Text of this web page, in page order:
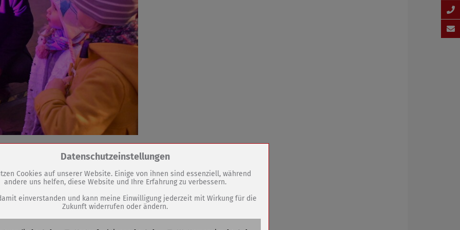
Zum Betrieb der Seite notwendige Cookies / Drittanbieter:
PHP Session Cookie
Eigentümer dieser Website (Wenko-Wenselaar GmbH & Co. KG)
Absicherung Kontaktformular / SPAM Schutz
PHPSESSID, fe_typo_user
Datenschutzeinstellungen
Cookies auf unserer Website. Einige von ihnen sind essenziell, während
andere uns helfen, diese Website und Ihre Erfahrung zu verbessern.
einverstanden und kann meine Einwilligung jederzeit mit Wirkung für die
Zukunft widerrufen oder ändern.